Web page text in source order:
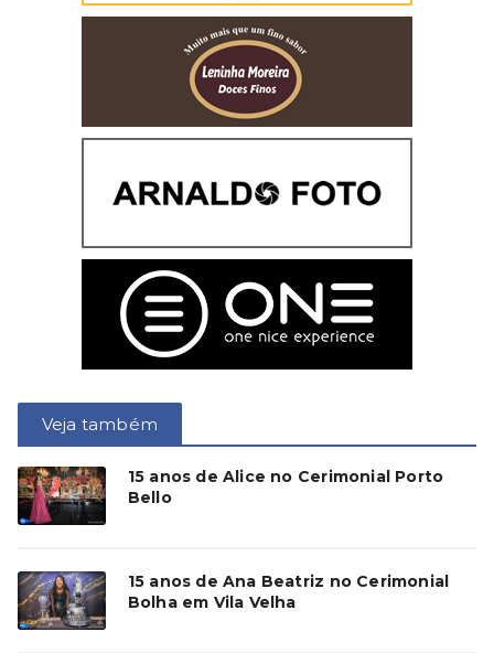
Veja também
15 anos de Alice no Cerimonial Porto
Bello
15 anos de Ana Beatriz no Cerimonial
Bolha em Vila Velha